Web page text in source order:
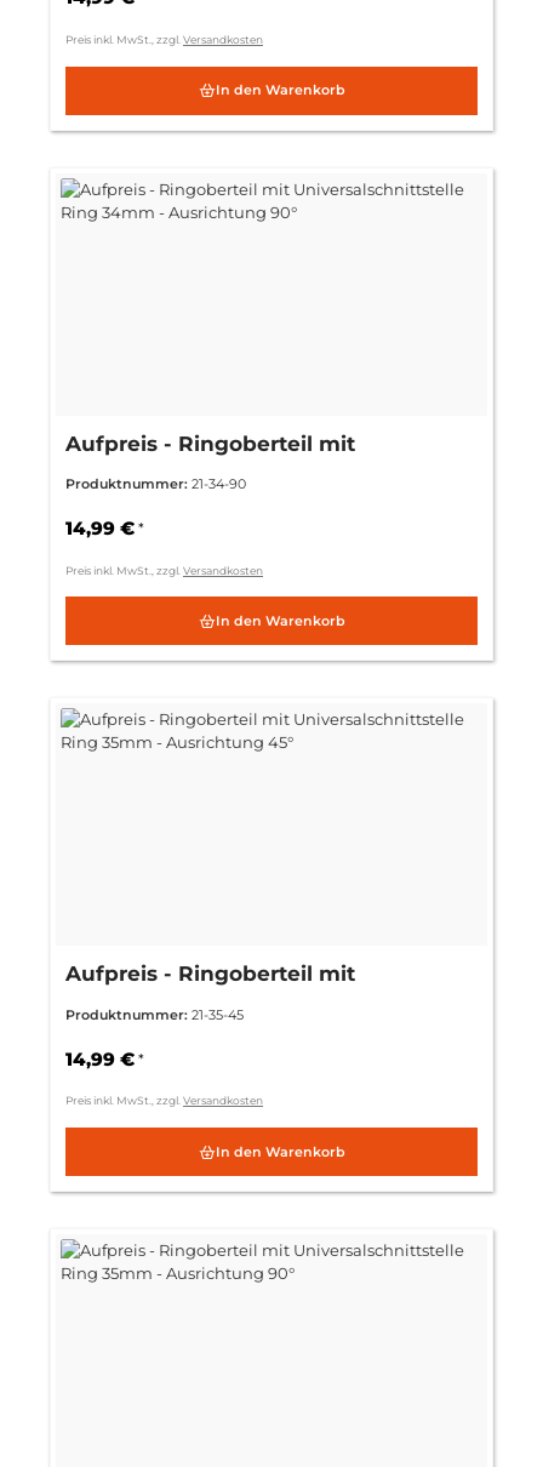
Preis inkl. MwSt., zzgl. Versandkosten
In den Warenkorb
Aufpreis - Ringoberteil mit
Ausrichtung 90°
Produktnummer: 21-34-90
14,99 € *
Preis inkl. MwSt., zzgl. Versandkosten
In den Warenkorb
Aufpreis - Ringoberteil mit
Ausrichtung 45°
Produktnummer: 21-35-45
14,99 € *
Preis inkl. MwSt., zzgl.Versandkosten
In den Warenkorb